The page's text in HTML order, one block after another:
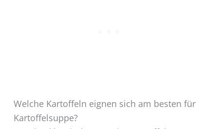
Welche Kartoffeln eignen sich am besten für
Kartoffelsuppe?